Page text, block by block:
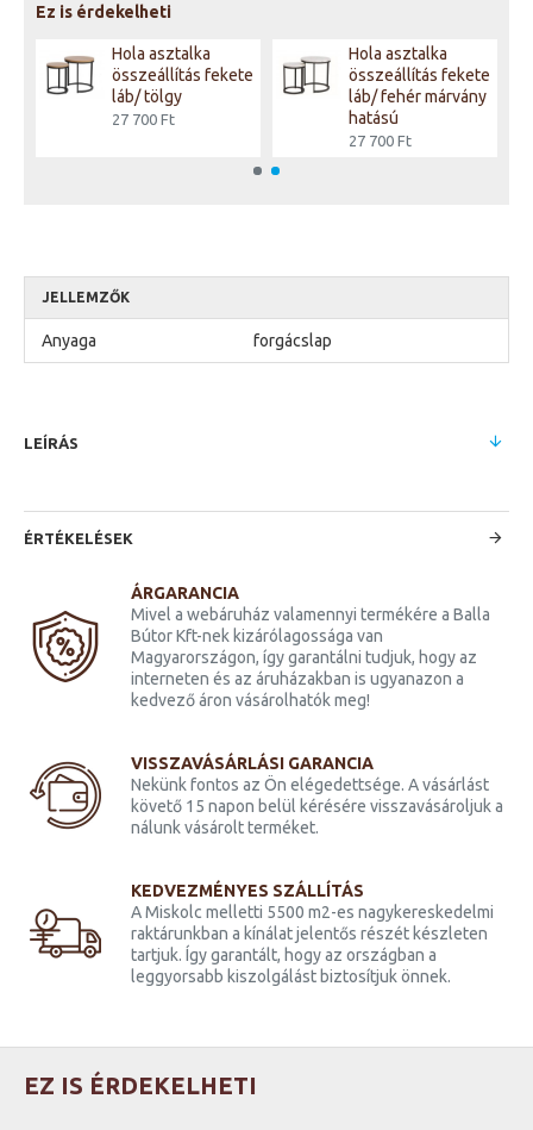
Ez is érdekelheti
Hola asztalka
összeállítás fekete
láb/ tölgy
27 700 Ft
Hola asztalka
összeállítás fekete
láb/ fehér márvány
hatású
27 700 Ft
JELLEMZŐK
Anyaga forgácslap
LEÍRÁS
ÉRTÉKELÉSEK
ÁRGARANCIA
Mivel a webáruház valamennyi termékére a Balla
Bútor Kft-nek kizárólagossága van
Magyarországon, így garantálni tudjuk, hogy az
interneten és az áruházakban is ugyanazon a
kedvező áron vásárolhatók meg!
VISSZAVÁSÁRLÁSI GARANCIA
Nekünk fontos az Ön elégedettsége. A vásárlást
követő 15 napon belül kérésére visszavásároljuk a
nálunk vásárolt terméket.
KEDVEZMÉNYES SZÁLLÍTÁS
A Miskolc melletti 5500 m2-es nagykereskedelmi
raktárunkban a kínálat jelentős részét készleten
tartjuk. Így garantált, hogy az országban a
leggyorsabb kiszolgálást biztosítjuk önnek.
EZ IS ÉRDEKELHETI